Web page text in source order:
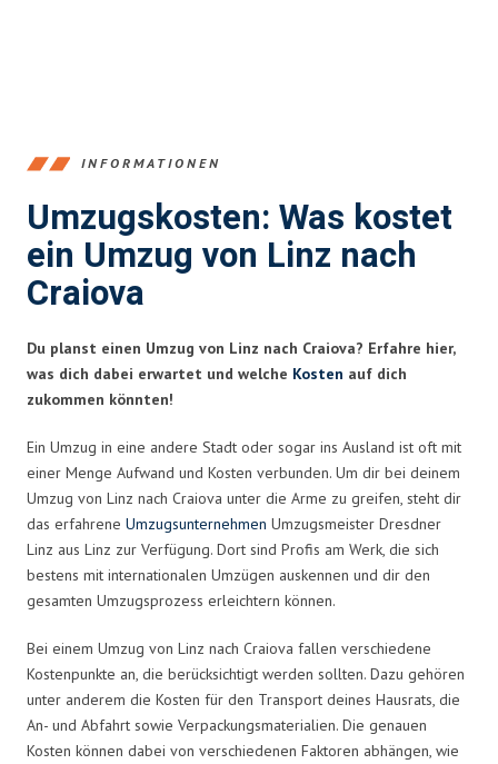
INFORMATIONEN
Umzugskosten: Was kostet
ein Umzug von Linz nach
Craiova
Du planst einen Umzug von Linz nach Craiova? Erfahre hier,
was dich dabei erwartet und welche Kosten auf dich
zukommen könnten!
Ein Umzug in eine andere Stadt oder sogar ins Ausland ist oft mit
einer Menge Aufwand und Kosten verbunden. Um dir bei deinem
Umzug von Linz nach Craiova unter die Arme zu greifen, steht dir
das erfahrene Umzugsunternehmen Umzugsmeister Dresdner
Linz aus Linz zur Verfügung. Dort sind Profis am Werk, die sich
bestens mit internationalen Umzügen auskennen und dir den
gesamten Umzugsprozess erleichtern können.
Bei einem Umzug von Linz nach Craiova fallen verschiedene
Kostenpunkte an, die berücksichtigt werden sollten. Dazu gehören
unter anderem die Kosten für den Transport deines Hausrats, die
An- und Abfahrt sowie Verpackungsmaterialien. Die genauen
Kosten können dabei von verschiedenen Faktoren abhängen, wie